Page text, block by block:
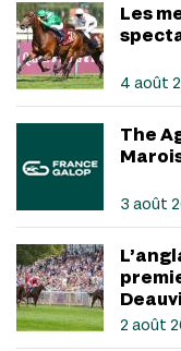
Les
4 août
The
3 août
2 août